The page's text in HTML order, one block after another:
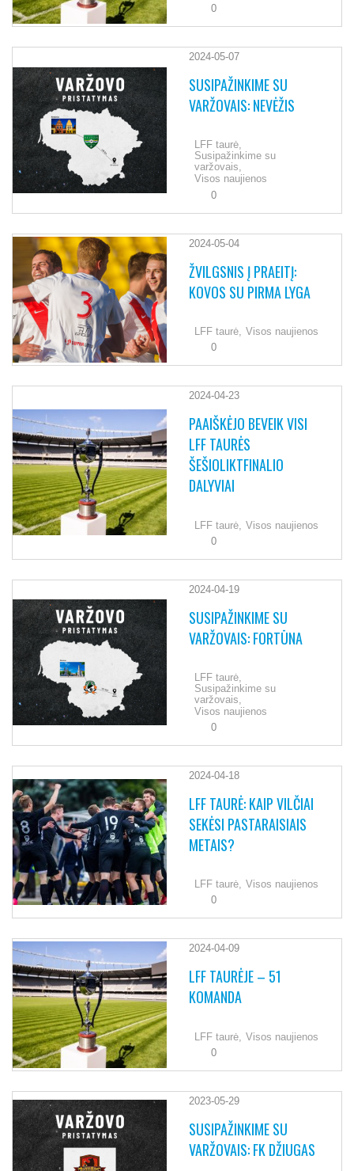
0
2024-05-07
SUSIPAŽINKIME SU
VARŽOVAIS: NEVĖŽIS
LFF taurė,
Susipažinkime su
varžovais,
Visos naujienos
0
2024-05-04
ŽVILGSNIS Į PRAEITĮ:
KOVOS SU PIRMA LYGA
LFF taurė, Visos naujienos
0
2024-04-23
PAAIŠKĖJO BEVEIK VISI
LFF TAURĖS
ŠEŠIOLIKTFINALIO
DALYVIAI
LFF taurė,
Visos naujienos
0
2024-04-19
SUSIPAŽINKIME SU
VARŽOVAIS: FORTŪNA
LFF taurė,
Susipažinkime su
varžovais,
Visos naujienos
0
2024-04-18
LFF TAURĖ: KAIP VILČIAI
SEKĖSI PASTARAISIAIS
METAIS?
LFF taurė, Visos naujienos
0
2024-04-09
LFF TAURĖJE – 51
KOMANDA
LFF taurė,
Visos naujienos
0
2023-05-29
SUSIPAŽINKIME SU
VARŽOVAIS: FK DŽIUGAS